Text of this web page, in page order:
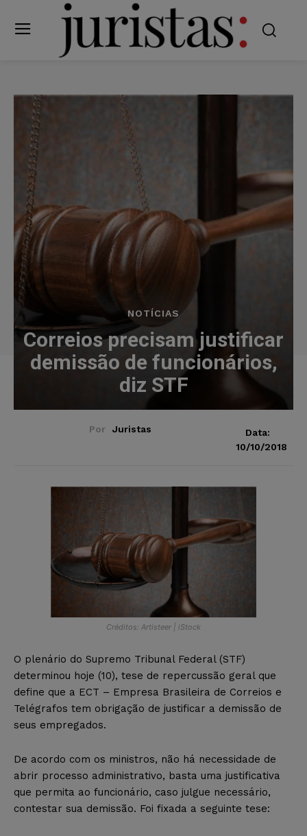
NOTÍCIAS
Correios precisam justificar
demissão de funcionários,
diz STF
Por Juristas
Data:
10/10/2018
Créditos: Artisteer | iStock
O plenário do Supremo Tribunal Federal (STF)
determinou hoje (10), tese de repercussão geral que
define que a ECT – Empresa Brasileira de Correios e
Telégrafos tem obrigação de justificar a demissão de
seus empregados.
De acordo com os ministros, não há necessidade de
abrir processo administrativo, basta uma justificativa
que permita ao funcionário, caso julgue necessário,
contestar sua demissão. Foi fixada a seguinte tese: